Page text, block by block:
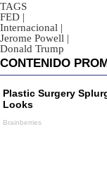
TAGS
FED |
Internacional |
Jerome Powell |
Donald Trump